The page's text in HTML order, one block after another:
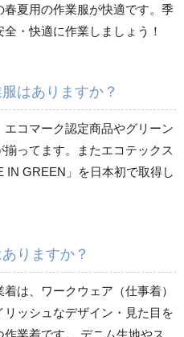
カーゴパンツ
春夏カーゴパンツ作業
ズボン
ズボン
春夏用の作業服が快適です。季
・快適に作業しましょう！
はありますか？
エコマーク認定商品やグリーン
ってます。またエコテックス
IN GREEN」を日本初で取得し
りますか？
は、ワークウェア（仕事着）
リッシュなデザイン・見た目を
業着です。 デニム生地やス